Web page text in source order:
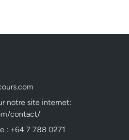
notre site internet:
contact/
: +64 7 788 0271